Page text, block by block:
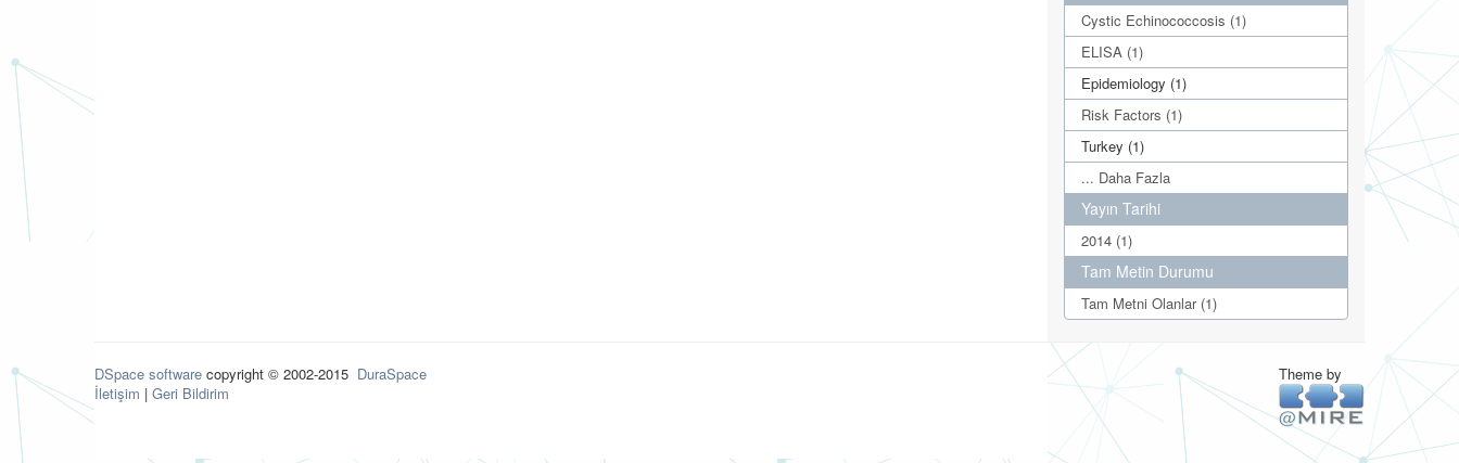
Cystic Echinococcosis (1)
ELISA (1)
Epidemiology (1)
Risk Factors (1)
Turkey (1)
... Daha Fazla
Yayın Tarihi
2014 (1)
Tam Metin Durumu
Tam Metni Olanlar (1)
DSpace software copyright © 2002-2015 DuraSpace
İletişim | Geri Bildirim
Theme by